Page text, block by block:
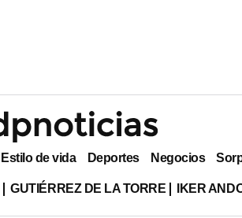
Estilo de vida Deportes Negocios
GUTIÉRREZ DE LA TORRE IKER